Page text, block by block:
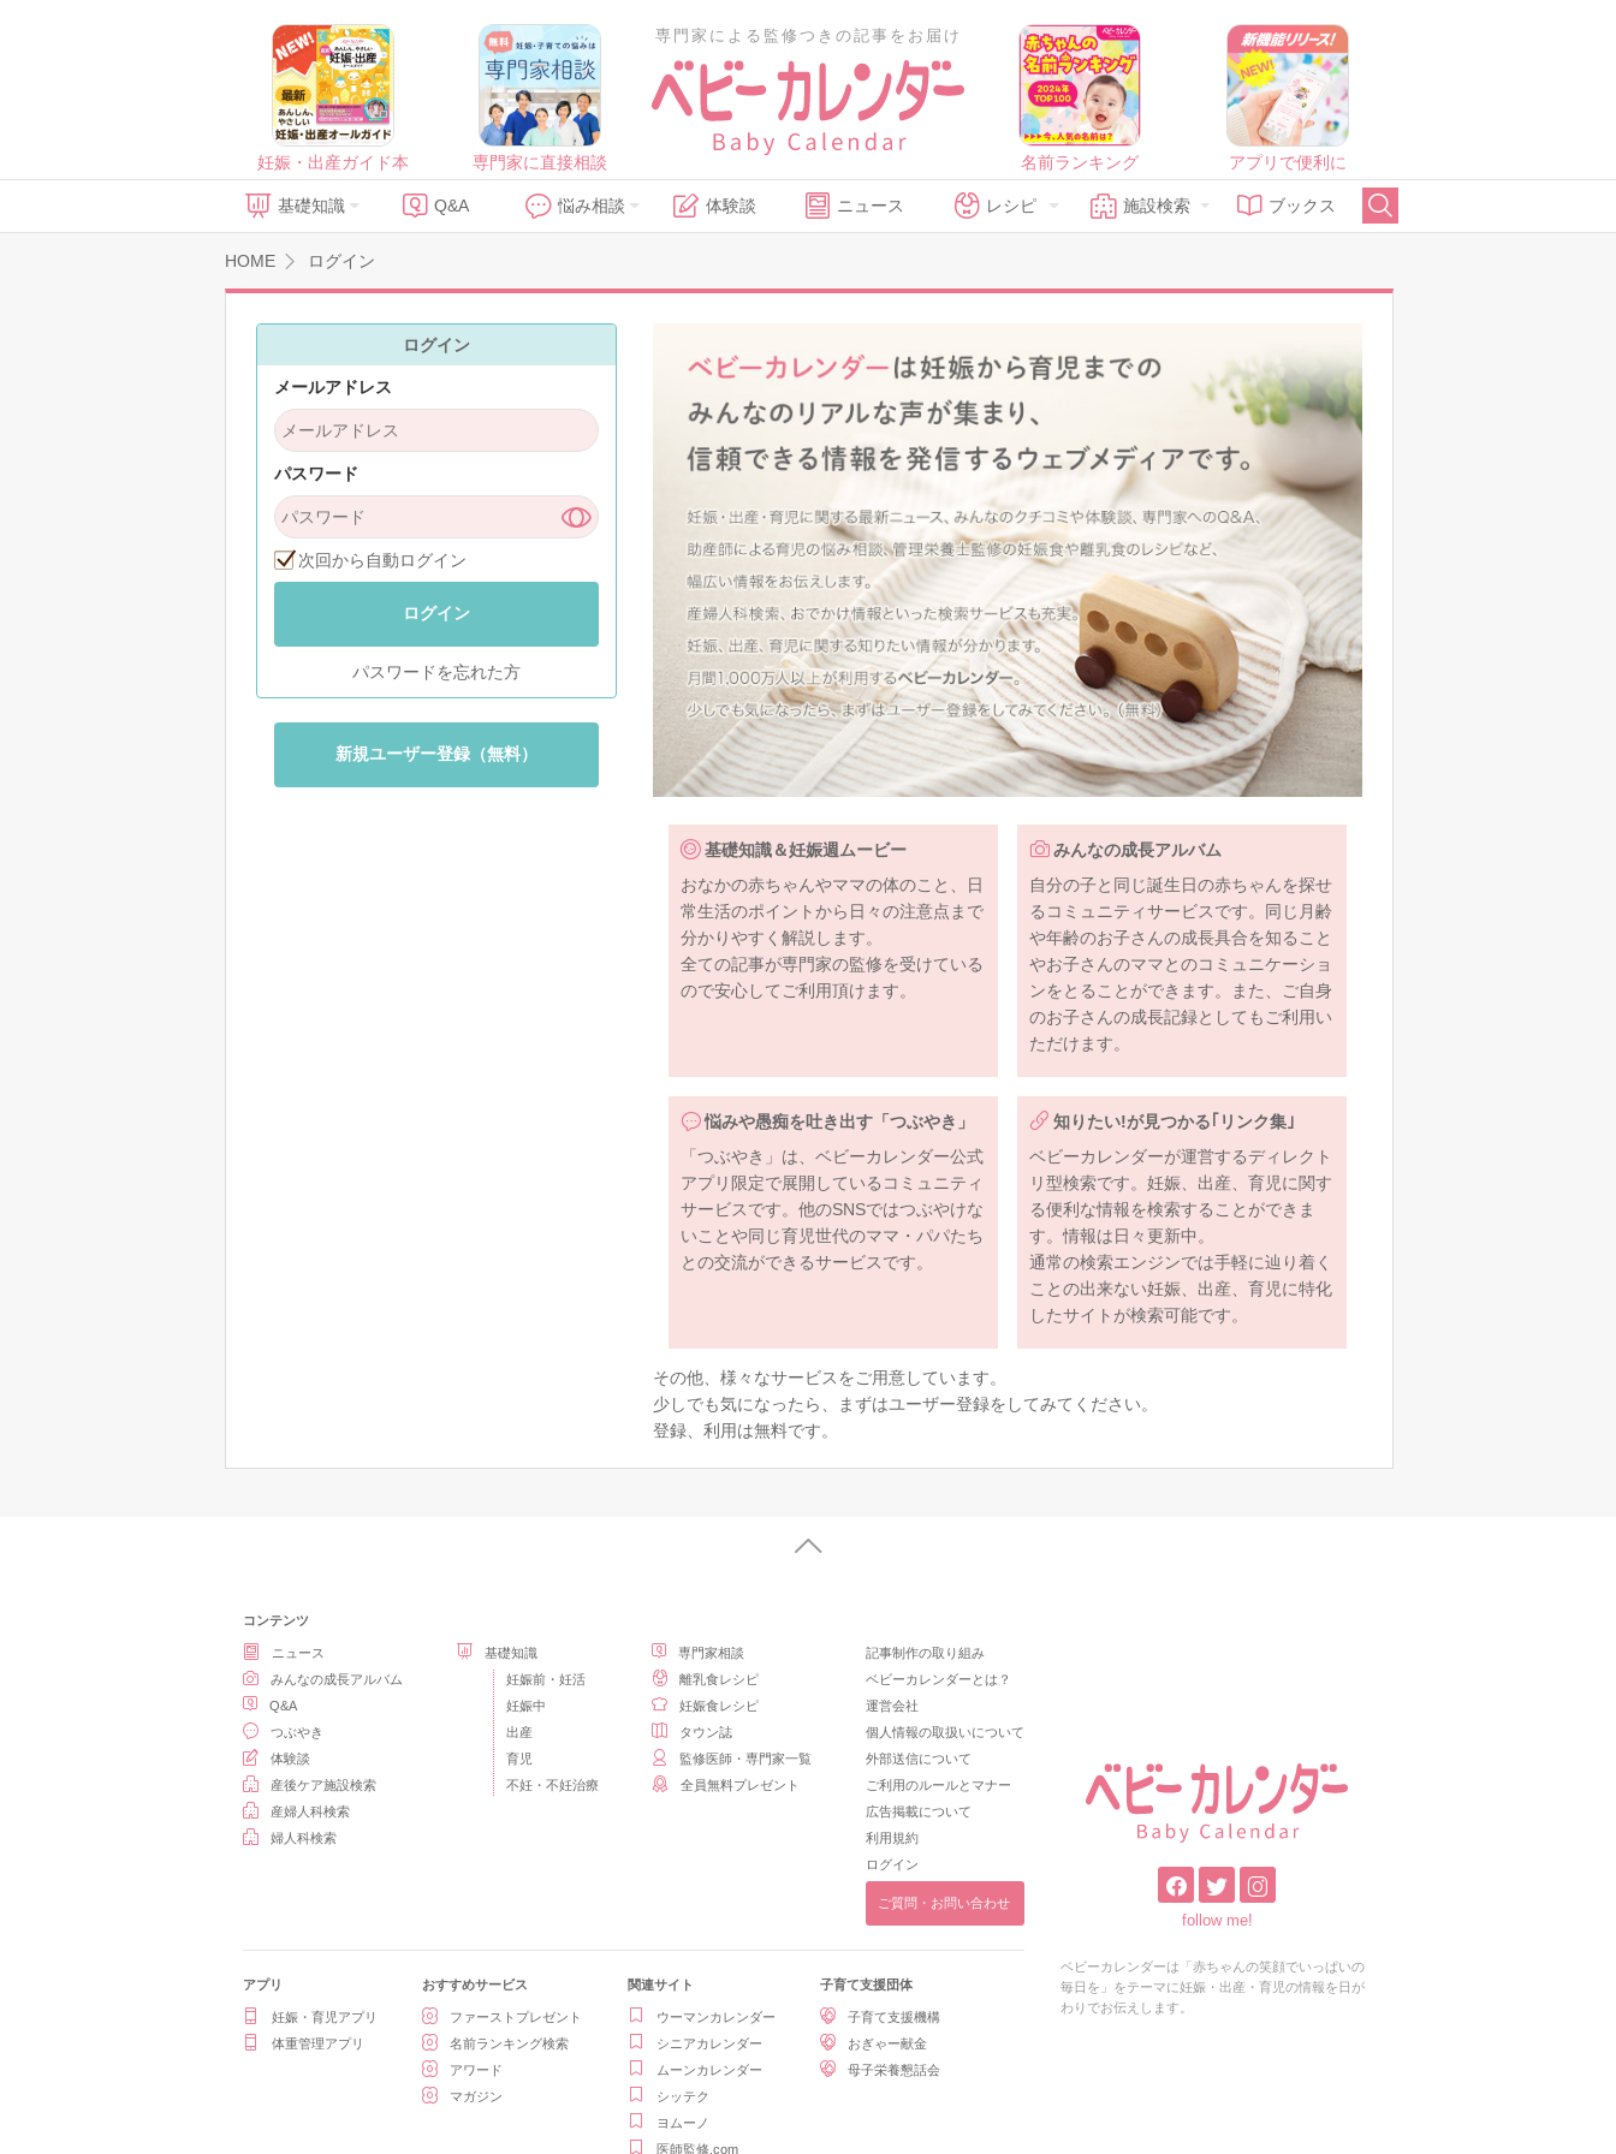
妊娠・出産ガイド本 専門家に直接相談
専門家による監修つきの記事をお届け
名前ランキング アプリで便利に
基礎知識 Q&A 悩み相談 体験談 ニュース レシピ 施設検索 ブックス
HOME ログイン
ログイン
メールアドレス
パスワード
次回から自動ログイン
ログイン
パスワードを忘れた方
新規ユーザー登録（無料）
基礎知識＆妊娠週ムービー
おなかの赤ちゃんやママの体のこと、日
常生活のポイントから日々の注意点まで
分かりやすく解説します。
全ての記事が専門家の監修を受けている
ので安心してご利用頂けます。
みんなの成長アルバム
自分の子と同じ誕生日の赤ちゃんを探せ
るコミュニティサービスです。同じ月齢
や年齢のお子さんの成長具合を知ること
やお子さんのママとのコミュニケーショ
ンをとることができます。また、ご自身
のお子さんの成長記録としてもご利用い
ただけます。
悩みや愚痴を吐き出す「つぶやき」
「つぶやき」は、ベビーカレンダー公式
アプリ限定で展開しているコミュニティ
サービスです。他のSNSではつぶやけな
いことや同じ育児世代のママ・パパたち
との交流ができるサービスです。
知りたい!が見つかる｢リンク集｣
ベビーカレンダーが運営するディレクト
リ型検索です。妊娠、出産、育児に関す
る便利な情報を検索することができま
す。情報は日々更新中。
通常の検索エンジンでは手軽に辿り着く
ことの出来ない妊娠、出産、育児に特化
したサイトが検索可能です。
その他、様々なサービスをご用意しています。
少しでも気になったら、まずはユーザー登録をしてみてください。
登録、利用は無料です。
コンテンツ
ニュース
みんなの成長アルバム
Q&A
つぶやき
体験談
産後ケア施設検索
産婦人科検索
婦人科検索
基礎知識
妊娠前・妊活
妊娠中
出産
育児
不妊・不妊治療
専門家相談
離乳食レシピ
妊娠食レシピ
タウン誌
監修医師・専門家一覧
全員無料プレゼント
記事制作の取り組み
ベビーカレンダーとは？
運営会社
個人情報の取扱いについて
外部送信について
ご利用のルールとマナー
広告掲載について
利用規約
ログイン
ご質問・お問い合わせ
アプリ
妊娠・育児アプリ
体重管理アプリ
おすすめサービス
ファーストプレゼント
名前ランキング検索
アワード
マガジン
関連サイト
ウーマンカレンダー
シニアカレンダー
ムーンカレンダー
シッテク
ヨムーノ
医師監修.com
子育て支援団体
子育て支援機構
おぎゃー献金
母子栄養懇話会
follow me!
ベビーカレンダーは「赤ちゃんの笑顔でいっぱいの
毎日を」をテーマに妊娠・出産・育児の情報を日が
わりでお伝えします。